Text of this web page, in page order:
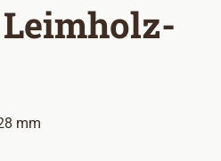
mm